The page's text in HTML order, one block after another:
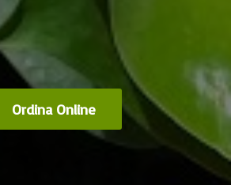
Ordina Online